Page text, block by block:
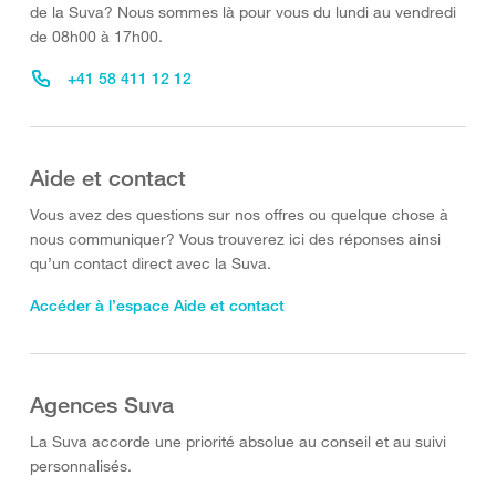
de la Suva? Nous sommes là pour vous du lundi au vendredi
de 08h00 à 17h00.
+41 58 411 12 12
Aide et contact
Vous avez des questions sur nos offres ou quelque chose à
nous communiquer? Vous trouverez ici des réponses ainsi
qu’un contact direct avec la Suva.
Accéder à l’espace Aide et contact
Agences Suva
La Suva accorde une priorité absolue au conseil et au suivi
personnalisés.